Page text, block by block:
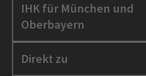
IHK für München und
Oberbayern
Standortpolitik
Direkt zu